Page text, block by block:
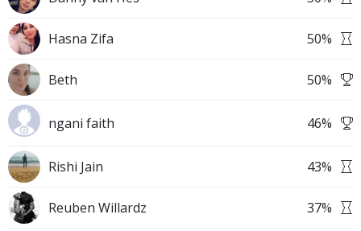
Hasna Zifa 50%
Beth 50%
ngani faith 46%
Rishi Jain 43%
Reuben Willardz 37%